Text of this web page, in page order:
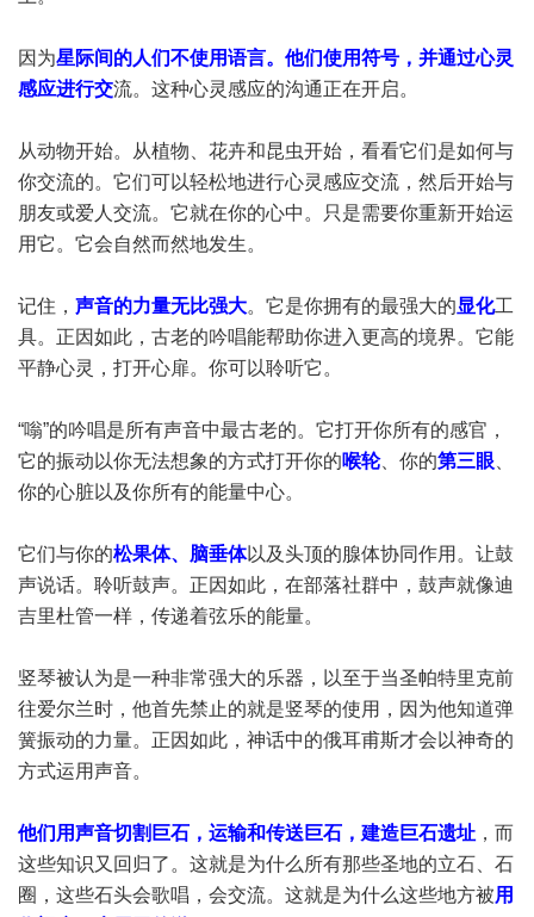
因为星际间的人们不使用语言。他们使用符号，并通过心灵
感应进行交流。这种心灵感应的沟通正在开启。
从动物开始。从植物、花卉和昆虫开始，看看它们是如何与
你交流的。它们可以轻松地进行心灵感应交流，然后开始与
朋友或爱人交流。它就在你的心中。只是需要你重新开始运
用它。它会自然而然地发生。
记住， 声音的力量无比强大。它是你拥有的最强大的显化工
具。正因如此，古老的吟唱能帮助你进入更高的境界。它能
平静心灵，打开心扉。你可以聆听它。
“嗡”的吟唱是所有声音中最古老的。它打开你所有的感官，
它的振动以你无法想象的方式打开你的喉轮、你的第三眼
你的心脏以及你所有的能量中心。
它们与你的松果体、脑垂体以及头顶的腺体协同作用。让鼓
声说话。聆听鼓声。正因如此，在部落社群中，鼓声就像迪
吉里杜管一样，传递着弦乐的能量。
竖琴被认为是一种非常强大的乐器，以至于当圣帕特里克前
往爱尔兰时，他首先禁止的就是竖琴的使用，因为他知道弹
簧振动的力量。正因如此，神话中的俄耳甫斯才会以神奇的
方式运用声音。
他们用声音切割巨石，运输和传送巨石，建造巨石遗址 ，而
这些知识又回归了。这就是为什么所有那些圣地的立石、石
圈，这些石头会歌唱，会交流。这就是为什么这些地方被用